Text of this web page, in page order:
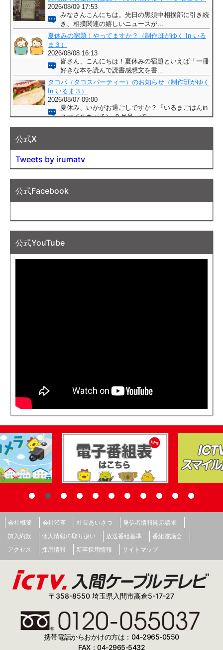
公式X
Tweets by irumatv
公式Facebook
公式YouTube
会社概要 会社沿革 社長あいさつ
発信者情報開示請求
加入約款
個人情報の取り扱い 放送番組基準
番組審議会
アクセス
採用情報 新卒採用情報 サイトマップ
〒358-8550 埼玉県入間市高倉5-17-27
携帯電話からおかけの方は：04-2965-0550
FAX：04-2965-5432